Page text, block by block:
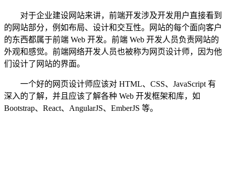
对于企业建设网站来讲，前端开发涉及开发用户直接看到
的网站部分，例如布局、设计和交互性。网站的每个面向客户
的东西都属于前端 Web 开发。前端 Web 开发人员负责网站的
外观和感觉。前端网络开发人员也被称为网页设计师，因为他
们设计了网站的界面。
一个好的网页设计师应该对 HTML、CSS、JavaScript 有
深入的了解，并且应该了解各种 Web 开发框架和库，如
Bootstrap、React、AngularJS、EmberJS 等。